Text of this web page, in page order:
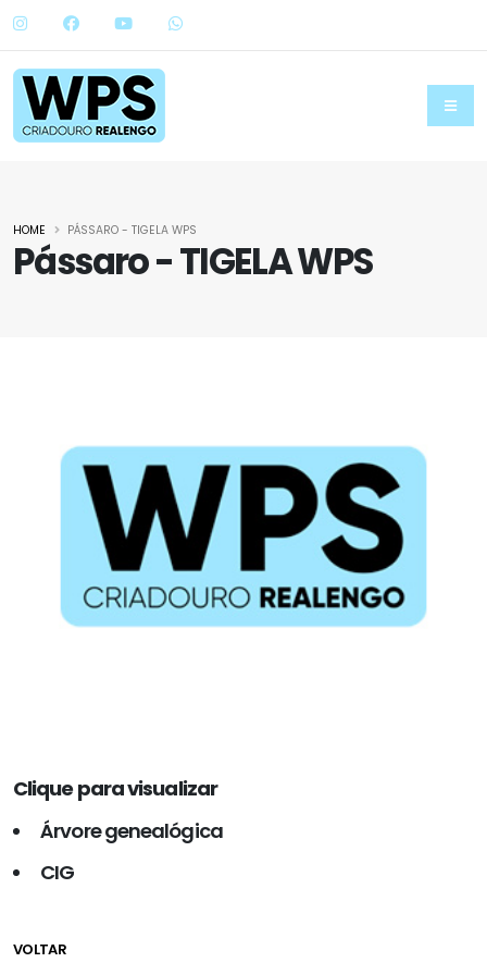
Pássaro - TIGELA WPS
HOME PÁSSARO - TIGELA WPS
Clique para visualizar
Árvore genealógica
CIG
VOLTAR